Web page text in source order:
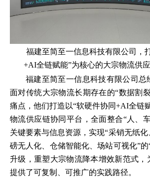
福建至简至一信息科技有限公司，
+AI全链赋能”为核心的大宗物流供应
福建至简至一信息科技有限公司总
面对传统大宗物流长期存在的“数据割
痛点，他们打造以“软硬件协同+AI全链
物流供应链协同平台，全面整合“人、
关键要素与信息资源，实现“采销无纸
磅无人化、仓储智能化、场站可视化”
升级，重塑大宗物流降本增效新范式，
提供了可复制、可推广的实践路径。